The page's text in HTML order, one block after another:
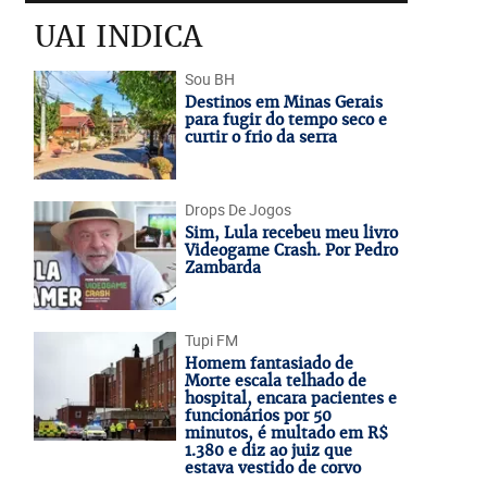
UAI INDICA
Sou BH
Destinos em Minas Gerais
para fugir do tempo seco e
curtir o frio da serra
Drops De Jogos
Sim, Lula recebeu meu livro
Videogame Crash. Por Pedro
Zambarda
Tupi FM
Homem fantasiado de
Morte escala telhado de
hospital, encara pacientes e
funcionários por 50
minutos, é multado em R$
1.380 e diz ao juiz que
estava vestido de corvo